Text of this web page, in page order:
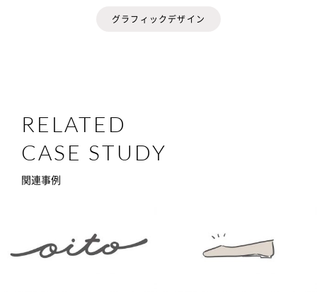
グラフィックデザイン
RELATED
CASE STUDY
関連事例